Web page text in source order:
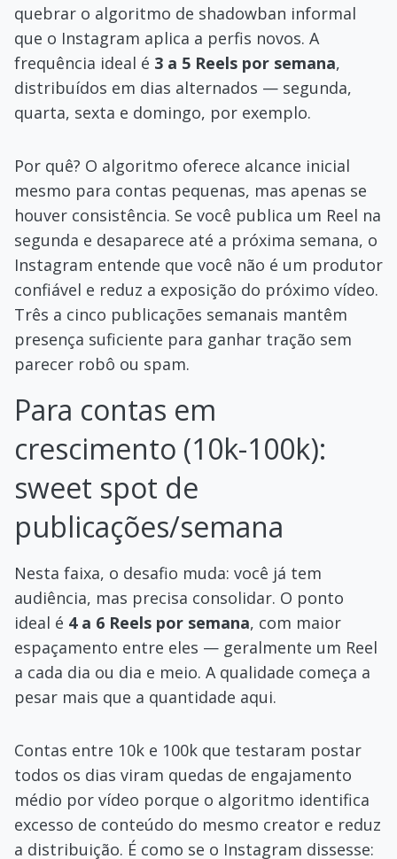
quebrar o algoritmo de shadowban informal
que o Instagram aplica a perfis novos. A
frequência ideal é 3 a 5 Reels por semana,
distribuídos em dias alternados — segunda,
quarta, sexta e domingo, por exemplo.
Por quê? O algoritmo oferece alcance inicial
mesmo para contas pequenas, mas apenas se
houver consistência. Se você publica um Reel na
segunda e desaparece até a próxima semana, o
Instagram entende que você não é um produtor
confiável e reduz a exposição do próximo vídeo.
Três a cinco publicações semanais mantêm
presença suficiente para ganhar tração sem
parecer robô ou spam.
Para contas em
crescimento (10k-100k):
sweet spot de
publicações/semana
Nesta faixa, o desafio muda: você já tem
audiência, mas precisa consolidar. O ponto
ideal é 4 a 6 Reels por semana, com maior
espaçamento entre eles — geralmente um Reel
a cada dia ou dia e meio. A qualidade começa a
pesar mais que a quantidade aqui.
Contas entre 10k e 100k que testaram postar
todos os dias viram quedas de engajamento
médio por vídeo porque o algoritmo identifica
excesso de conteúdo do mesmo creator e reduz
a distribuição. É como se o Instagram dissesse: